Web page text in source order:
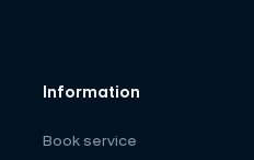
Information
Book service